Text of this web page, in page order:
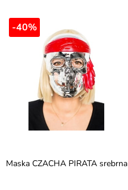
-40%
Maska CZACHA PIRATA srebrna